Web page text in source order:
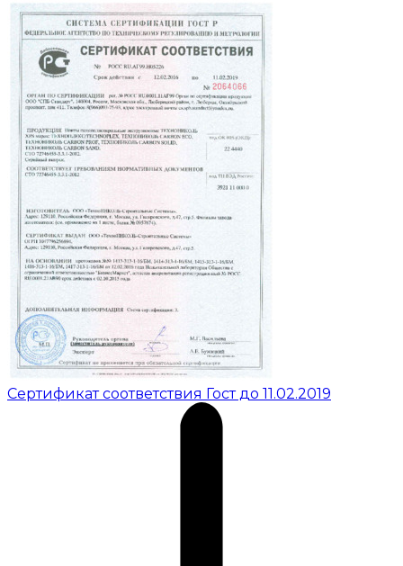
Сертификат соответствия Гост до 11.02.2019